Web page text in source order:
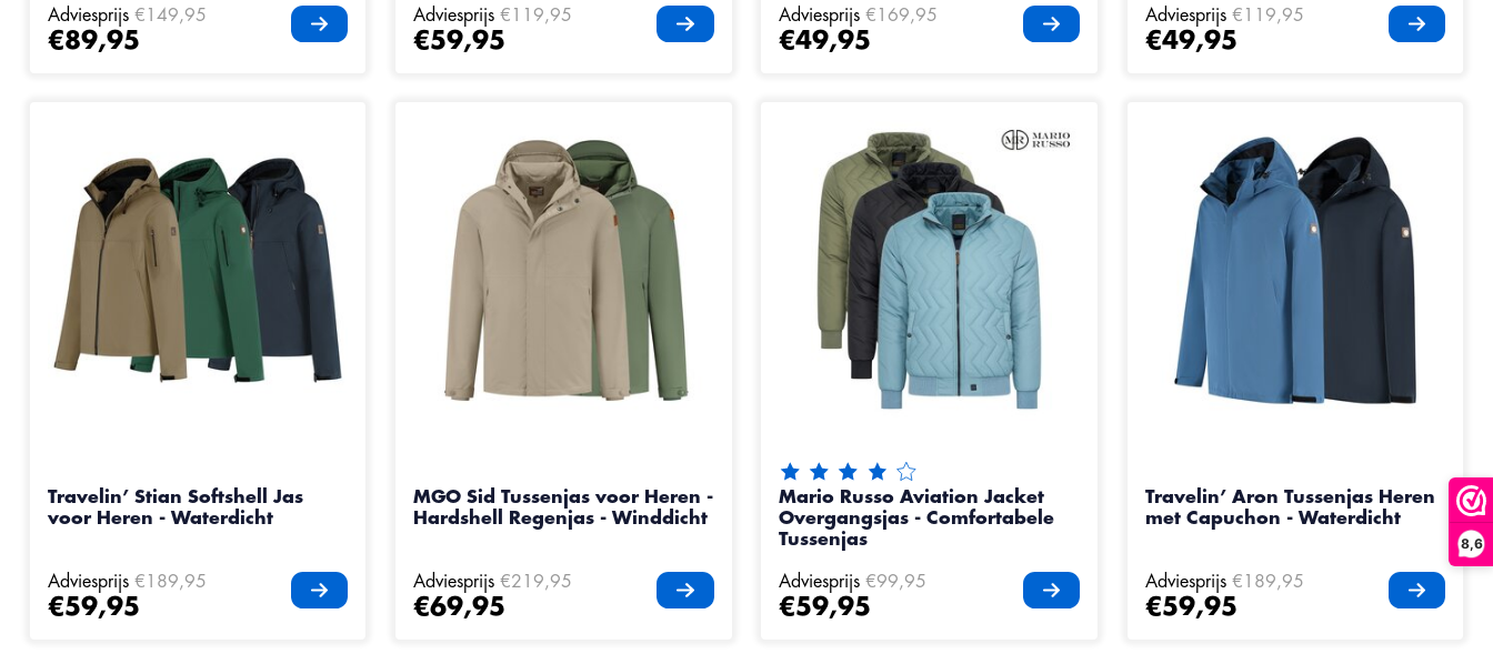
8,6
Adviesprijs €149,95
€89,95
Adviesprijs €119,95
€59,95
Adviesprijs €169,95
€49,95
Adviesprijs €119,95
€49,95
Travelin’ Stian Softshell Jas
voor Heren - Waterdicht
Adviesprijs €189,95
€59,95
MGO Sid Tussenjas voor Heren -
Hardshell Regenjas - Winddicht
Adviesprijs €219,95
€69,95
De beoordeling van dit product is
Mario Russo Aviation Jacket
Overgangsjas - Comfortabele
Tussenjas
Adviesprijs €99,95
€59,95
Travelin’ Aron Tussenjas Heren
met Capuchon - Waterdicht
Adviesprijs €189,95
€59,95